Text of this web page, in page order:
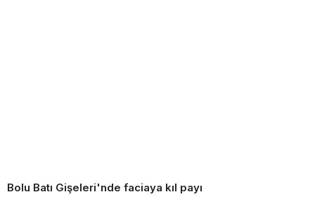
Bolu Batı Gişeleri'nde faciaya kıl payı